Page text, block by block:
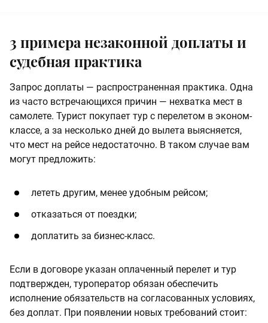
3 примера незаконной доплаты и
судебная практика
Запрос доплаты — распространенная практика. Одна
из часто встречающихся причин — нехватка мест в
самолете. Турист покупает тур с перелетом в эконом-
классе, а за несколько дней до вылета выясняется,
что мест на рейсе недостаточно. В таком случае вам
могут предложить:
лететь другим, менее удобным рейсом;
отказаться от поездки;
доплатить за бизнес-класс.
Если в договоре указан оплаченный перелет и тур
подтвержден, туроператор обязан обеспечить
исполнение обязательств на согласованных условиях,
без доплат. При появлении новых требований стоит: